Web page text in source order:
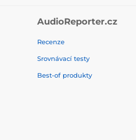
AudioReporter.cz
Recenze
Srovnávací testy
Best-of produkty